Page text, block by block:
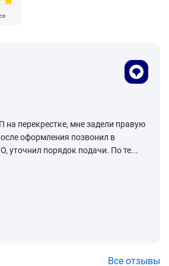
на перекрестке, мне задели правую
оформления позвонил в
уточнил порядок подачи. По те...
Все отзывы